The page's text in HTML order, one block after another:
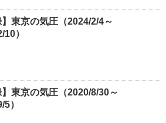
】東京の気圧（2024/2/4～
）
】東京の気圧（2020/8/30～
）